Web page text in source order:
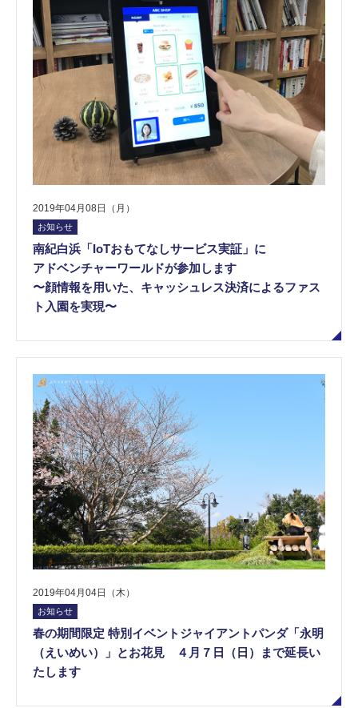
2019年04月08日（月）
お知らせ
南紀白浜「IoTおもてなしサービス実証」に
アドベンチャーワールドが参加します
〜顔情報を用いた、キャッシュレス決済によるファス
ト入園を実現〜
2019年04月04日（木）
お知らせ
春の期間限定 特別イベントジャイアントパンダ「永明
（えいめい）」とお花見 ４月７日（日）まで延長い
たします